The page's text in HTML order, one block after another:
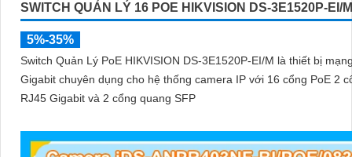
SWITCH QUẢN LÝ 16 POE HIKVISION DS-3E1520P-EI/M
5%-35%
Switch Quản Lý PoE HIKVISION DS-3E1520P-EI/M là thiết bị
Gigabit chuyên dụng cho hệ thống camera IP với 16 cổng PoE 2
RJ45 Gigabit và 2 cổng quang SFP